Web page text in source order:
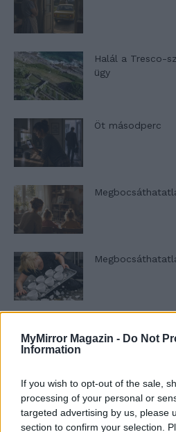
MyMirror Magazin - Do Not
Information
If you wish to opt-out of the sale,
processing of your personal or
targeted advertising by us, please
section to confirm your selection.
Halál a Tresco-
ügy
Öt másodperc
Szent
jelképe